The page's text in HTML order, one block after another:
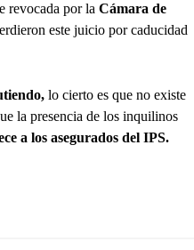
revocada por la Cámara de
este juicio por caducidad
lo cierto es que no existe
la presencia de los inquilinos
a los asegurados del IPS.